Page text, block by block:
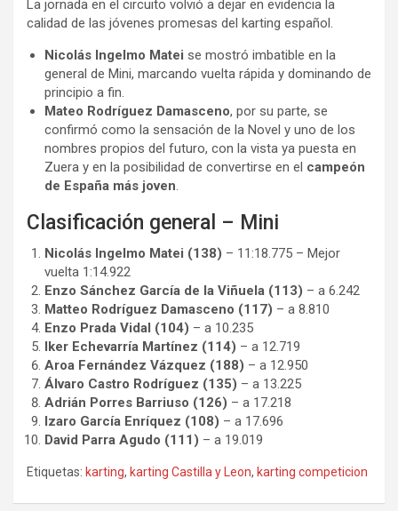
La jornada en el circuito volvió a dejar en evidencia la
calidad de las jóvenes promesas del karting español.
Nicolás Ingelmo Matei se mostró imbatible en la
general de Mini, marcando vuelta rápida y dominando de
principio a fin.
Mateo Rodríguez Damasceno, por su parte, se
confirmó como la sensación de la Novel y uno de los
nombres propios del futuro, con la vista ya puesta en
Zuera y en la posibilidad de convertirse en el campeón
de España más joven.
Clasificación general – Mini
Nicolás Ingelmo Matei (138) – 11:18.775 – Mejor
vuelta 1:14.922
Enzo Sánchez García de la Viñuela (113) – a 6.242
Matteo Rodríguez Damasceno (117) – a 8.810
Enzo Prada Vidal (104) – a 10.235
Iker Echevarría Martínez (114) – a 12.719
Aroa Fernández Vázquez (188) – a 12.950
Álvaro Castro Rodríguez (135) – a 13.225
Adrián Porres Barriuso (126) – a 17.218
Izaro García Enríquez (108) – a 17.696
David Parra Agudo (111) – a 19.019
Etiquetas: karting, karting Castilla y Leon, karting competicion